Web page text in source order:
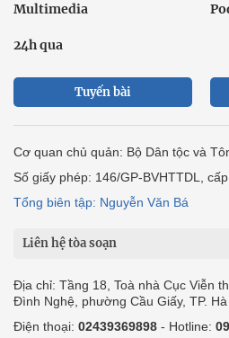
Multimedia
24h qua
Tuyến bài
Cơ quan chủ quản: Bộ Dân tộc và
Số giấy phép: 146/GP-BVHTTDL,
Tổng biên tập: Nguyễn Văn Bá
Liên hệ tòa soạn
Địa chỉ: Tầng 18, Toà nhà Cục Viễn
Đình Nghệ, phường Cầu Giấy, TP. Hà
Điện thoại: 02439369898 - Hotline: